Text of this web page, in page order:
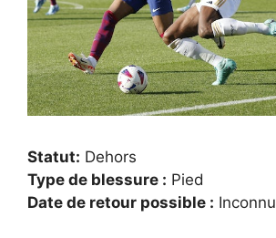
Statut: Dehors
Type de blessure : Pied
Date de retour possible : Inconnu